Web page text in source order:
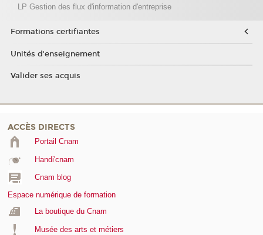
LP Gestion des flux d'information d'entreprise
Formations certifiantes
Unités d'enseignement
Valider ses acquis
ACCÈS DIRECTS
Portail Cnam
Handi'cnam
Cnam blog
Espace numérique de formation
La boutique du Cnam
Musée des arts et métiers